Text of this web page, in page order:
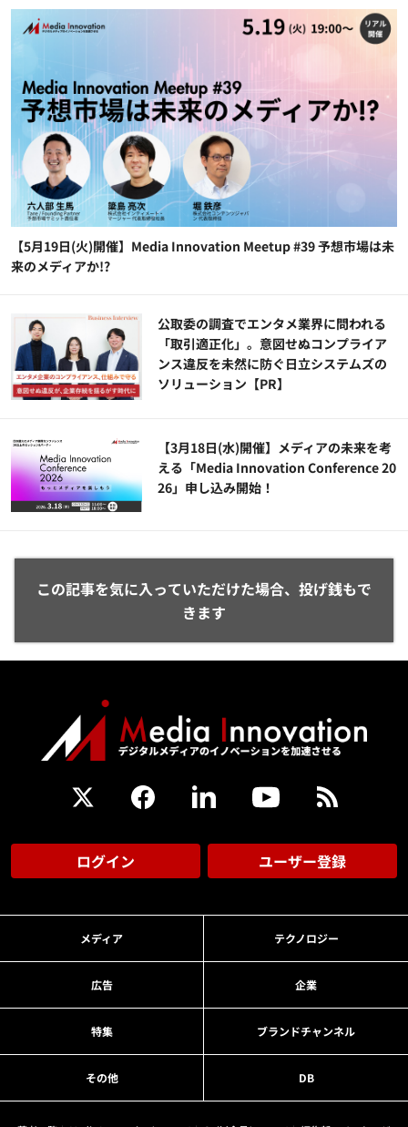
【5月19日(火)開催】Media Innovation Meetup #39 予想市場は未
来のメディアか!?
公​​取委の調査でエンタメ業界に問われる
「取引適正化」。意図せぬコンプライア
ンス違反を未然に防ぐ日立システムズの
ソリューション​【PR】
【3月18日(水)開催】メディアの未来を考
える「Media Innovation Conference 20
26」申し込み開始！
この記事を気に入っていただけた場合、投げ銭もで
きます
ログイン ユーザー登録
メディア テクノロジー
広告 企業
特集 ブランドチャンネル
その他 DB